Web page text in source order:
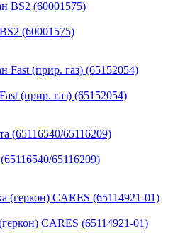
(60001575)
(прир. газ) (65152054)
65116209)
CARES (65114921-01)